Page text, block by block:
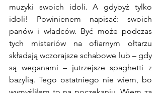
muzyki swoich idoli. A gdybyż tylko
idoli! Powinienem napisać: swoich
panów i władców. Być może podczas
tych misteriów na ofiarnym ołtarzu
składają wczorajsze schabowe lub – gdy
są weganami – jutrzejsze spaghetti z
bazylią. Tego ostatniego nie wiem, bo